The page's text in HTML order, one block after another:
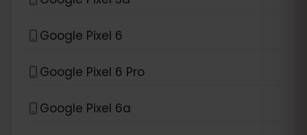
Google Pixel 6
Google Pixel 6 Pro
Google Pixel 6a